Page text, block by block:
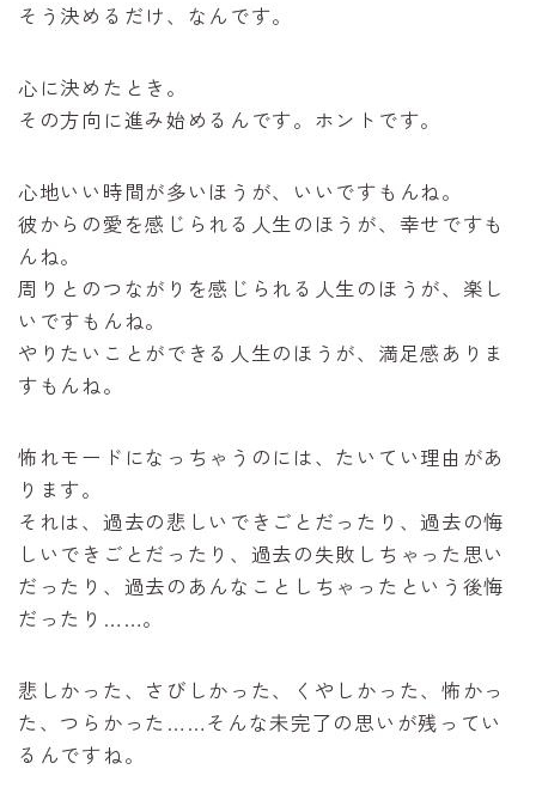
そう決めるだけ、なんです。
心に決めたとき。
その方向に進み始めるんです。ホントです。
心地いい時間が多いほうが、いいですもんね。
彼からの愛を感じられる人生のほうが、幸せですも
んね。
周りとのつながりを感じられる人生のほうが、楽し
いですもんね。
やりたいことができる人生のほうが、満足感ありま
すもんね。
怖れモードになっちゃうのには、たいてい理由があ
ります。
それは、過去の悲しいできごとだったり、過去の悔
しいできごとだったり、過去の失敗しちゃった思い
だったり、過去のあんなことしちゃったという後悔
だったり……。
悲しかった、さびしかった、くやしかった、怖かっ
た、つらかった……そんな未完了の思いが残ってい
るんですね。